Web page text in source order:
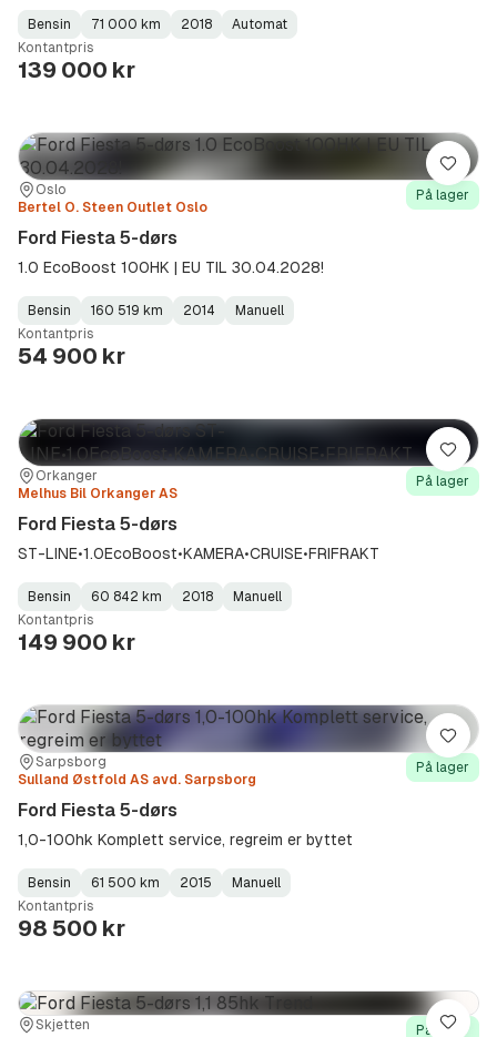
Fuel
Type:
Bensin
Kilometerstand:
71 000 km
Model
Year:
2018
Gearbox
Type:
Automat
Kontantpris
139 000 kr
Sted:
Oslo
Forhandler:
Bertel O. Steen Outlet Oslo
På lager
Ford Fiesta 5-dørs
1.0 EcoBoost 100HK | EU TIL 30.04.2028!
Fuel
Type:
Bensin
Kilometerstand:
160 519 km
Model
Year:
2014
Gearbox
Type:
Manuell
Kontantpris
54 900 kr
Lagre
Sted:
Orkanger
Forhandler:
Melhus Bil Orkanger AS
På lager
Ford Fiesta 5-dørs
ST-LINE•1.0EcoBoost•KAMERA•CRUISE•FRIFRAKT
Fuel
Type:
Bensin
Kilometerstand:
60 842 km
Model
Year:
2018
Gearbox
Type:
Manuell
Kontantpris
149 900 kr
Lagre
Sted:
Sarpsborg
Forhandler:
Sulland Østfold AS avd. Sarpsborg
På lager
Ford Fiesta 5-dørs
1,0-100hk Komplett service, regreim er byttet
Fuel
Type:
Bensin
Kilometerstand:
61 500 km
Model
Year:
2015
Gearbox
Type:
Manuell
Kontantpris
98 500 kr
Lagre
Sted:
Skjetten
Forhandler: På lager
Lagre